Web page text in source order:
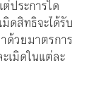
ประการใด
ดสิทธิจะได้รับ
ด้วยมาตรการ
มิดในแต่ละ